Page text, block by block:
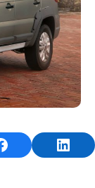
Share on Facebook